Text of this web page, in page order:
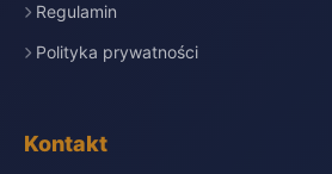
Regulamin
Polityka prywatności
Kontakt